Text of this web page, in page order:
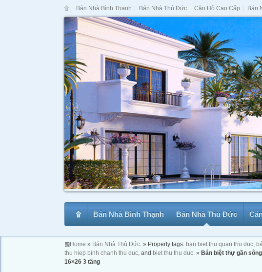
۩ Bán Nhà Bình Thạnh Bán Nhà Thủ Đức Căn Hộ Cao Cấp Bán
۩ Bán Nhà Bình Thạnh Bán Nhà Thủ Đức
▧Home » Bán Nhà Thủ Đức. » Property tags: ban biet thu quan thu duc,
thu hiep binh chanh thu duc, and biet thu thu duc. » Bán biệt thự gần
16×26 3 tầng